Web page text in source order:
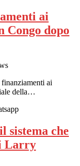
ai
Congo dopo
finanziamenti ai
della…
sistema che
Larry